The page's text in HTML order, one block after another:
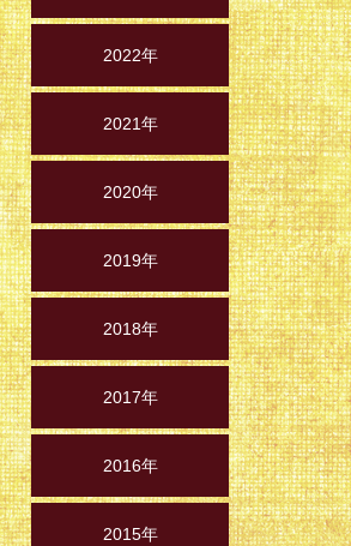
2022年
2021年
2020年
2019年
2018年
2017年
2016年
2015年